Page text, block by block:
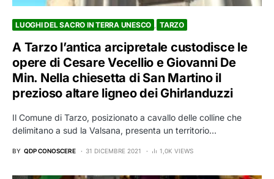
LUOGHI DEL SACRO IN TERRA UNESCO TARZO
A Tarzo l’antica arcipretale custodisce le
opere di Cesare Vecellio e Giovanni De
Min. Nella chiesetta di San Martino il
prezioso altare ligneo dei Ghirlanduzzi
Il Comune di Tarzo, posizionato a cavallo delle colline che
delimitano a sud la Valsana, presenta un territorio…
BY QDP CONOSCERE 31 DICEMBRE 2021 1,0K VIEWS